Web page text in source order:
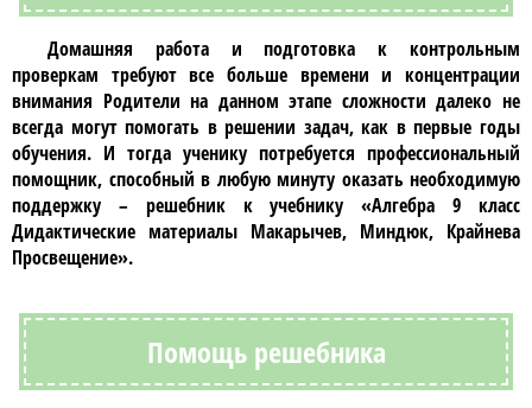
Домашняя работа и подготовка к контрольным
проверкам требуют все больше времени и концентрации
внимания Родители на данном этапе сложности далеко не
всегда могут помогать в решении задач, как в первые годы
обучения. И тогда ученику потребуется профессиональный
помощник, способный в любую минуту оказать необходимую
поддержку – решебник к учебнику«Алгебра 9 класс
Дидактические материалы Макарычев, Миндюк, Крайнева
Просвещение».
Помощь решебника